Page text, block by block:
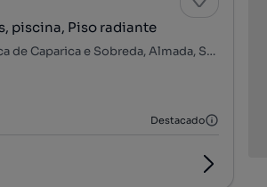
piscina, Piso radiante
Marco Cabaço - Vale Cavala, Charneca de Caparica e Sobreda, Almada, Setúbal
Destacado